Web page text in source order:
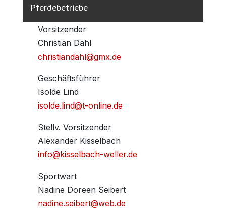
Pferdebetriebe
Vorsitzender
Christian Dahl
christiandahl@gmx.de
Geschäftsführer
Isolde Lind
isolde.lind@t-online.de
Stellv. Vorsitzender
Alexander Kisselbach
info@kisselbach-weller.de
Sportwart
Nadine Doreen Seibert
nadine.seibert@web.de